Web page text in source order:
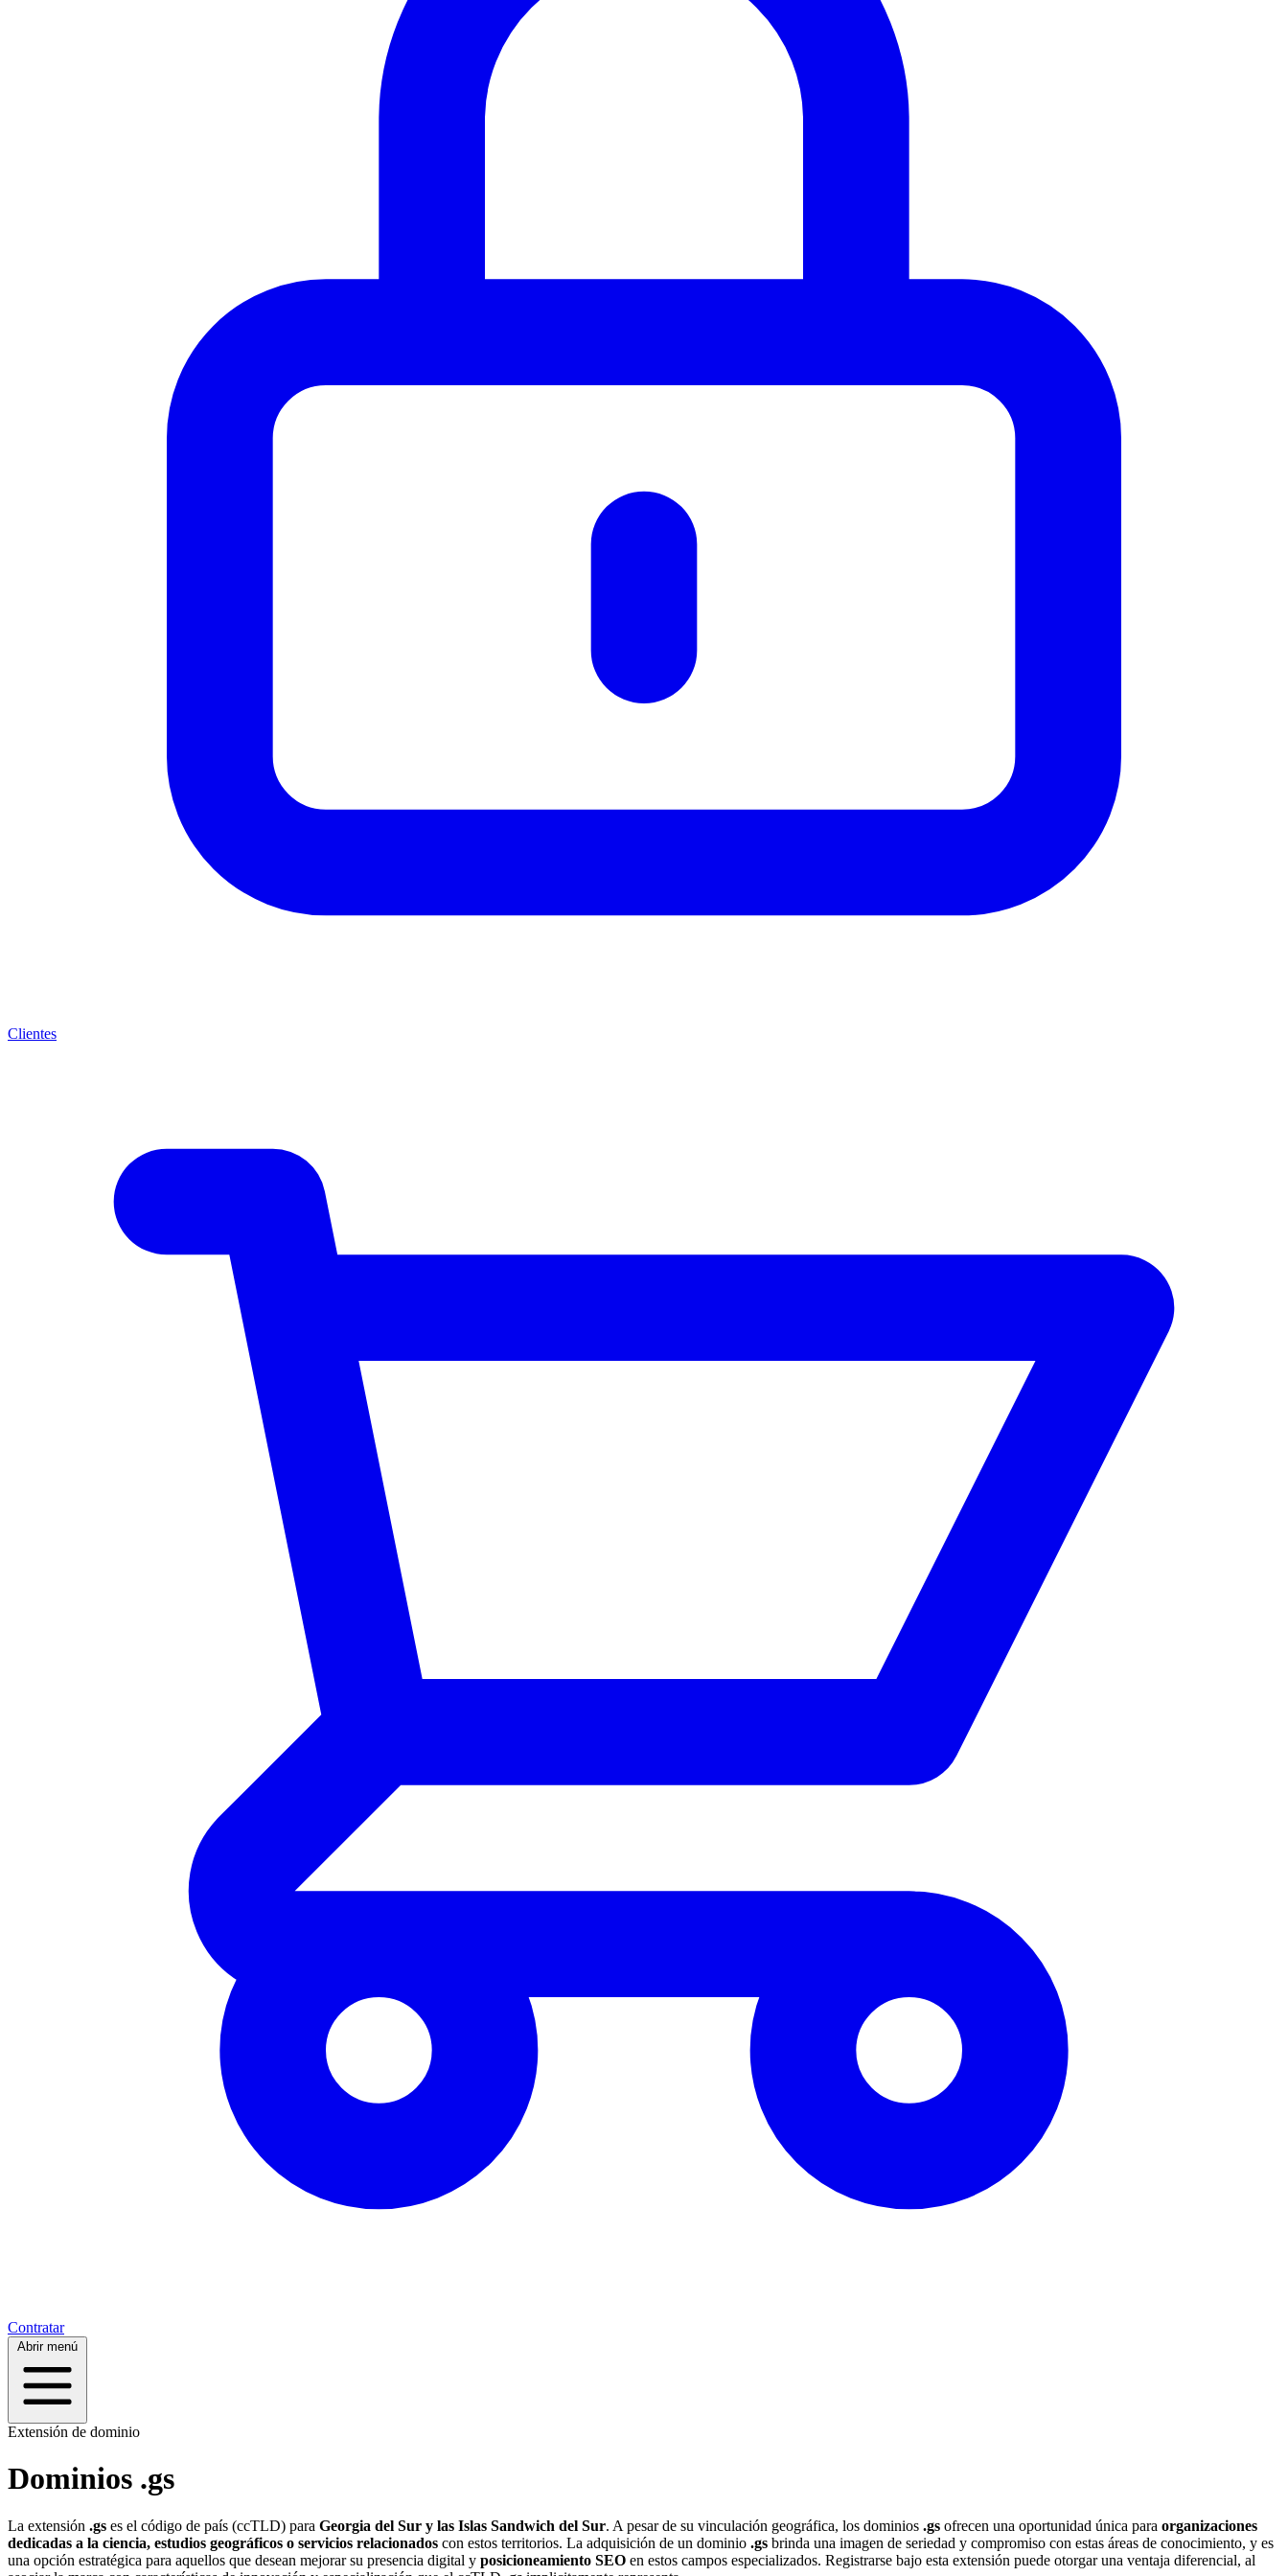
Clientes
Contratar
Abrir menú
Extensión de dominio
Dominios .gs
La extensión .gs es el código de país (ccTLD) para Georgia del Sur y las Islas Sandwich del Sur. A pesar de su vinculación geográfica, los dominios .gs ofrecen una oportunidad única para organizaciones
dedicadas a la ciencia, estudios geográficos o servicios relacionados con estos territorios. La adquisición de un dominio .gs brinda una imagen de seriedad y compromiso con estas áreas de conocimiento, y es
una opción estratégica para aquellos que desean mejorar su presencia digital y posicioneamiento SEO en estos campos especializados. Registrarse bajo esta extensión puede otorgar una ventaja diferencial, al